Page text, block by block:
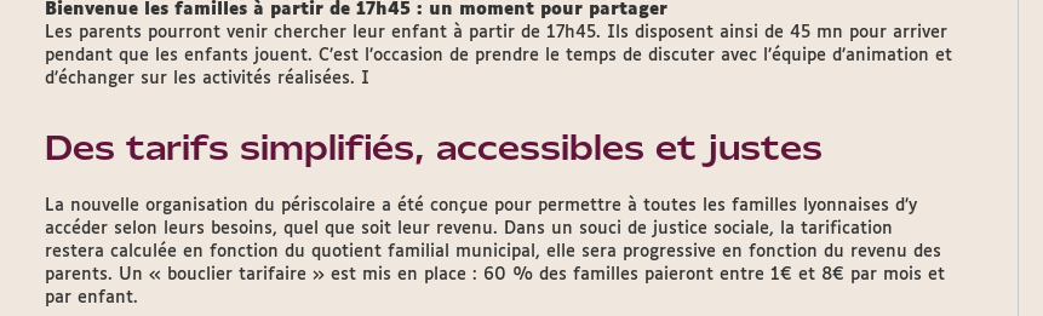
Bienvenue les familles à partir de 17h45 : un moment pour partager
Les parents pourront venir chercher leur enfant à partir de 17h45. Ils disposent ainsi de 45 mn pour arriver
pendant que les enfants jouent. C’est l’occasion de prendre le temps de discuter avec l’équipe d’animation et
d’échanger sur les activités réalisées. I
Des tarifs simplifiés, accessibles et justes
La nouvelle organisation du périscolaire a été conçue pour permettre à toutes les familles lyonnaises d’y
accéder selon leurs besoins, quel que soit leur revenu. Dans un souci de justice sociale, la tarification
restera calculée en fonction du quotient familial municipal, elle sera progressive en fonction du revenu des
parents. Un « bouclier tarifaire » est mis en place : 60 % des familles paieront entre 1€ et 8€ par mois et
par enfant.